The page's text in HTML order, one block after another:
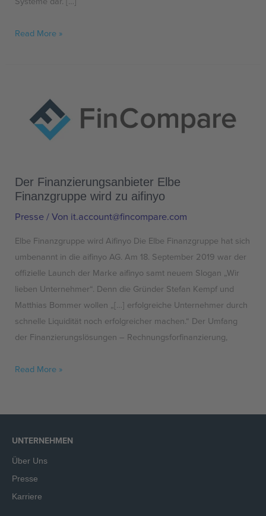
Read More »
Der Finanzierungsanbieter Elbe
Finanzgruppe wird zu aifinyo
Presse/ Von it.account@fincompare.com
Elbe Finanzgruppe wird Aifinyo Die Elbe Finanzgruppe hat sich
umbenannt in die aifinyo AG. Am 18. September 2019 war der
offizielle Launch der Marke aifinyo samt neuem Slogan „Wir
lieben Unternehmer“. Denn die Gründer Stefan Kempf und
Matthias Bommer wollen „[…] erfolgreiche Unternehmer durch
schnelle Liquidität noch erfolgreicher machen.“ Der Umfang
der Finanzierungslösungen – Rechnungsforfinanzierung,
Finanzierungsanbieter
Elbe
Finanzgruppe
aifinyo
Read More »
UNTERNEHMEN
Über Uns
Presse
Karriere